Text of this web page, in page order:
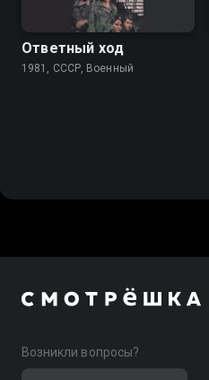
Ответный ход
1981, СССР, Военный
Возникли вопросы?